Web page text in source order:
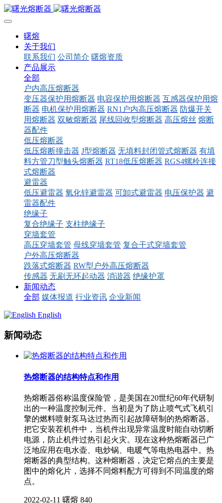
曙熔
关于我们
联系我们 公司简介 曙熔资质
产品展示
全部
户内高压熔断器
变压器保护用熔断器 电容保护用熔断器 互感器保护用熔
断器 电机保护用熔断器 RN1户内高压熔断器 防爆开关
用熔断器 双敏熔断器 尾线回收型熔断器 高压熔丝 熔断
器配件
低压熔断器
低压熔断撞击器 J型熔断器 无填料封闭管式熔断器 有填
料方管刀型触头熔断器 RT18低压熔断器 RGS4螺栓连接
式熔断器
避雷器
低压避雷器 氧化锌避雷器 可卸式避雷器 电压保护器 避
雷器配件
绝缘子
复合绝缘子 支柱绝缘子
穿墙套管
高压穿墙套管 母线穿墙套管 复合干式穿墙套管
户外高压熔断器
跌落式熔断器 RW型户外高压熔断器
传感器 无刷无环起动器 消谐器 绝缘护罩
新闻动态
全部 媒体报道 行业资讯 企业新闻
English
新闻动态
热熔断器的结构特点和作用
热熔断器俗称温度保险管，是美国在20世纪60年代研制
出的一种温度控制元件。当初是为了防止喷气式飞机引
擎的燃料喷射泵马达过热而引起故障研制的热熔断器。
把它安装茬机件中，当机件出现异常温度时能自动切断
电源，防止机件过热引起火灾。现在这种热熔断器已广
泛地应用在电水壶、电炒锅、电暖气等电热电器中。热
熔断器的典型结构。这种熔断器，决定它熔点的主要是
图中的熔化片，选择不同熔料配方可得到不同温度的熔
点。
2022-02-11 曙熔 840